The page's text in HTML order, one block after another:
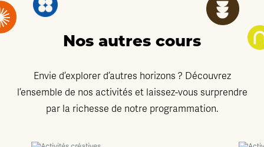
Nos autres cours
Envie d’explorer d’autres horizons ? Découvrez
l’ensemble de nos activités et laissez-vous surprendre
par la richesse de notre programmation.